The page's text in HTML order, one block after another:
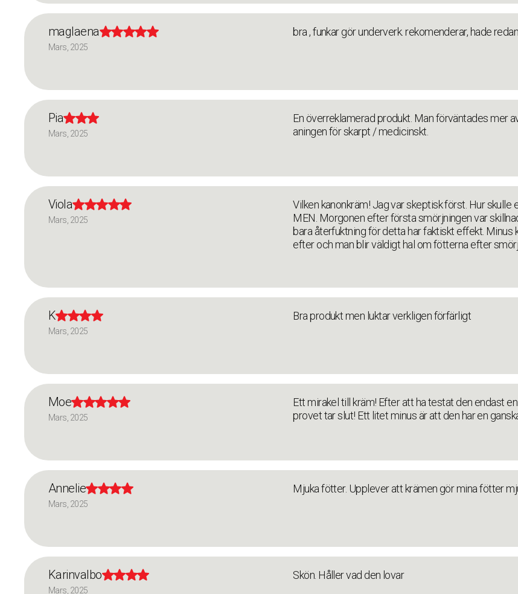
maglaena
Mars, 2025
bra , funkar gör underverk. rekomenderar, hade
Pia
Mars, 2025
En överreklamerad produkt. Man förväntades mer
aningen för skarpt / medicinskt.
Viola
Mars, 2025
Vilken kanonkräm! Jag var skeptisk först. Hur
MEN. Morgonen efter första smörjningen var
bara återfuktning för detta har faktiskt effekt. Minus
efter och man blir väldigt hal om fötterna efter
K
Mars, 2025
Bra produkt men luktar verkligen förfärligt
Moe
Mars, 2025
Ett mirakel till kräm! Efter att ha testat den endast
provet tar slut! Ett litet minus är att den har en
Annelie
Mars, 2025
Mjuka fötter. Upplever att krämen gör mina fötter
Karinvalbo
Mars, 2025
Skön. Håller vad den lovar